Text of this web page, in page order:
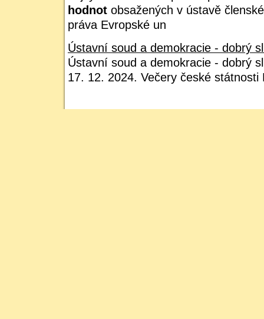
hodnot obsažených v ústavě
práva Evropské un
Ústavní soud a demokracie - dobrý
Ústavní soud a demokracie - dobrý
17. 12. 2024. Večery české státnosti